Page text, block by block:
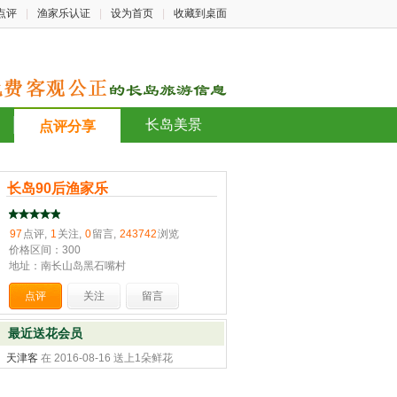
评 渔家乐认证 设为首页 收藏到桌面
点评分享 长岛美景
长岛90后渔家乐
97 点评, 1 关注, 0留言, 243742浏览
价格区间：300
地址：南长山岛黑石嘴村
点评 关注 留言
最近送花会员
天津客 在 2016-08-16 送上1朵鲜花